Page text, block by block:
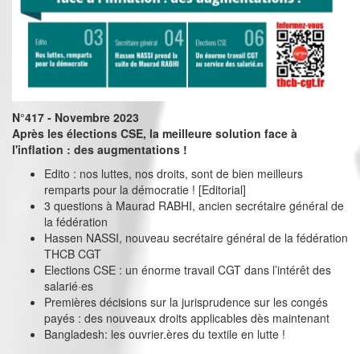
N°417 - Novembre 2023
Après les élections CSE, la meilleure solution face à
l'inflation : des augmentations !
Edito : nos luttes, nos droits, sont de bien meilleurs
remparts pour la démocratie ! [Editorial]
3 questions à Maurad RABHI, ancien secrétaire général de
la fédération
Hassen NASSI, nouveau secrétaire général de la fédération
THCB CGT
Elections CSE : un énorme travail CGT dans l’intérêt des
salarié·es
Premières décisions sur la jurisprudence sur les congés
payés : des nouveaux droits applicables dès maintenant
Bangladesh: les ouvrier.ères du textile en lutte !